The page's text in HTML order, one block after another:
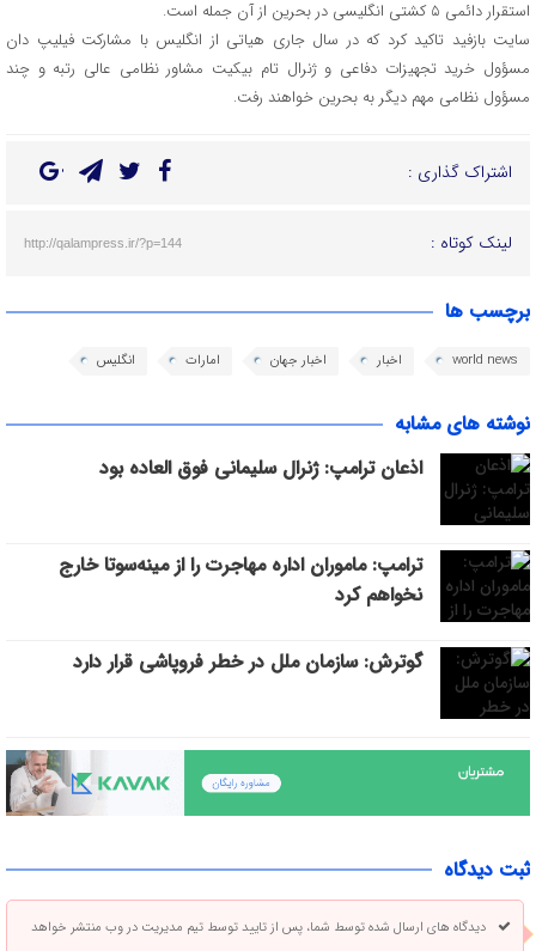
استقرار دائمی ۵ کشتی انگلیسی در بحرین از آن جمله است.
سایت بازفید تاکید کرد که در سال جاری هیاتی از انگلیس با مشارکت فیلیپ دان
مسؤول خرید تجهیزات دفاعی و ژنرال تام بیکیت مشاور نظامی عالی رتبه و چند
مسؤول نظامی مهم دیگر به بحرین خواهند رفت.
اشتراک گذاری :
لینک کوتاه : http://qalampress.ir/?p=144
برچسب ها
world news اخبار اخبار جهان امارات انگلیس
نوشته های مشابه
اذعان ترامپ: ژنرال سلیمانی فوق العاده بود
ترامپ: ماموران اداره مهاجرت را از مینه‌سوتا خارج
نخواهم کرد
گوترش: سازمان ملل در خطر فروپاشی قرار دارد
ثبت دیدگاه
دیدگاه های ارسال شده توسط شما، پس از تایید توسط تیم مدیریت در وب منتشر خواهد